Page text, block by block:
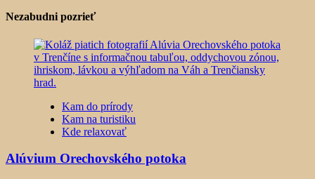
Nezabudni pozrieť
Kam do prírody
Kam na turistiku
Kde relaxovať
Alúvium Orechovského potoka